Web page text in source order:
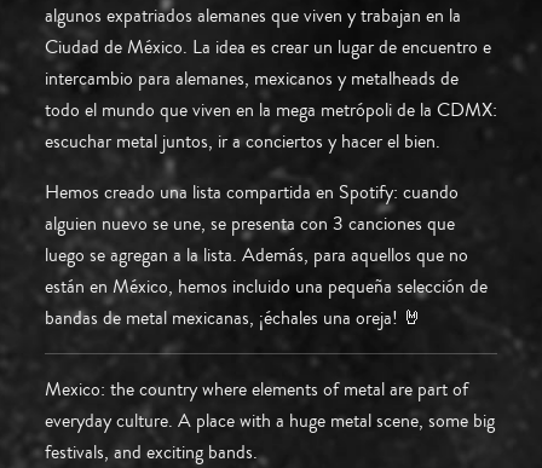
algunos expatriados alemanes que viven y trabajan en la
Ciudad de México. La idea es crear un lugar de encuentro e
intercambio para alemanes, mexicanos y metalheads de
todo el mundo que viven en la mega metrópoli de la CDMX:
escuchar metal juntos, ir a conciertos y hacer el bien.
Hemos creado una lista compartida en Spotify: cuando
alguien nuevo se une, se presenta con 3 canciones que
luego se agregan a la lista. Además, para aquellos que no
están en México, hemos incluido una pequeña selección de
bandas de metal mexicanas, ¡échales una oreja! 🤘
Mexico: the country where elements of metal are part of
everyday culture. A place with a huge metal scene, some big
festivals, and exciting bands.